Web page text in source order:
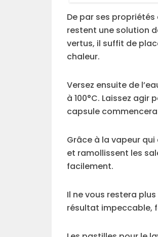
De par ses
restent une solution
vertus, il suffit de
chaleur.
Versez ensuite de
à 100°C. Laissez
capsule
Grâce à la vapeur
et ramollissent les
facilement.
Il ne vous restera
résultat impeccable,